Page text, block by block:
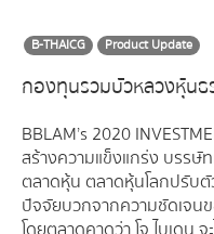
B-THAICG Product Update
กองทุนรวมบัวหลวงหุ้นธ
BBLAM’s 2020
สร้างความแข็งแกร่ง บรรษั
ตลาดหุ้น ตลาดหุ้นโลกปรับ
ปัจจัยบวกจากความชัดเจน